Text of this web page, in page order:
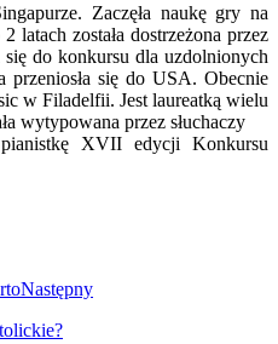
Zaczęła naukę gry na
została dostrzeżona przez
do konkursu dla uzdolnionych
się do USA. Obecnie
w Filadelfii. Jest laureatką wielu
wytypowana przez słuchaczy
XVII edycji Konkursu
Następny